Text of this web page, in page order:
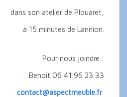
dans son atelier de Plouaret,
à 15 minutes de Lannion.
Pour nous joindre :
Benoit 06 41 96 23 33
contact@aspectmeuble.fr